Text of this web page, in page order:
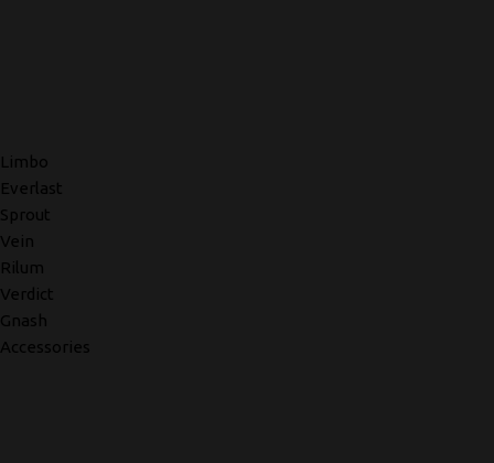
Limbo
Everlast
Sprout
Vein
Rilum
Verdict
Gnash
Accessories